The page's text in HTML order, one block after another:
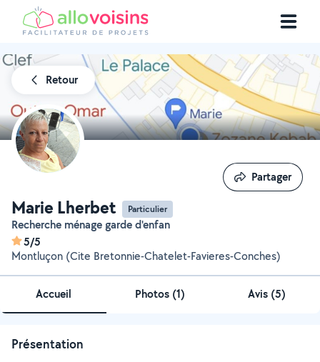
Retour
Marie Lherbet Particulier
Recherche ménage garde d'enfan
5/5
Montluçon (Cite Bretonnie-Chatelet-Favieres-Conches)
Partager
Partager
Accueil Photos (1) Avis (5)
Présentation